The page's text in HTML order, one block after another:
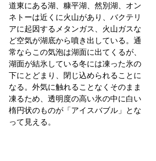
道東にある湖、糠平湖、然別湖、オン
ネトーは近くに火山があり、バクテリ
アに起因するメタンガス、火山ガスな
ど空気が湖底から噴き出している。通
常ならこの気泡は湖面に出てくるが、
湖面が結氷している冬には凍った氷の
下にとどまり、閉じ込められることに
なる。外気に触れることなくそのまま
凍るため、透明度の高い氷の中に白い
楕円状のものが「アイスバブル」とな
って見える。